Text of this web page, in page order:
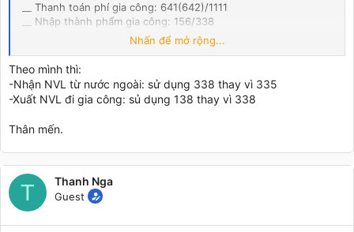
__ Thanh toán phí gia công: 641(642)/1111
__ Nhập thành phẩm gia công: 156/338
__ Xuất thành phẩm cho nước ngoài: 335/156
__ Thanh toán tiền gia công với nước ngoài: 1122/131
Đúng hay sai? Có cách nào khác không? Giúp tôi với nhé!
Nhấn để mở rộng...
Theo mình thì:
-Nhận NVL từ nước ngoài: sử dụng 338 thay vì 335
-Xuất NVL đi gia công: sủ dụng 138 thay vì 338
Thân mến.
T Thanh Nga
Guest